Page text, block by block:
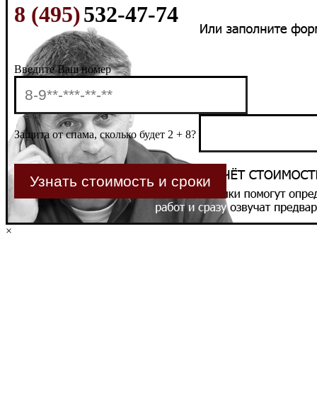
8 (495)532-47-74
Введите Ваш номер
Защита от спама, сколько будет 2 + 8?
×